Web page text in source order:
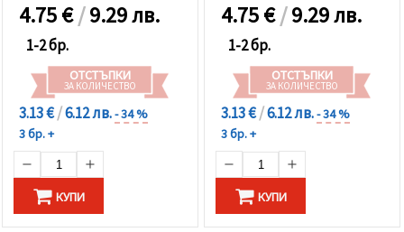
4.75€/9.29 лв.
1-2 бр.
ОТСТЪПКИ
ЗА КОЛИЧЕСТВО
3.13 €/6.12 лв.- 34 %
3 бр. +
КУПИ
4.75€/9.29 лв.
1-2 бр.
ОТСТЪПКИ
ЗА КОЛИЧЕСТВО
3.13 €/6.12 лв.- 34 %
3 бр. +
КУПИ